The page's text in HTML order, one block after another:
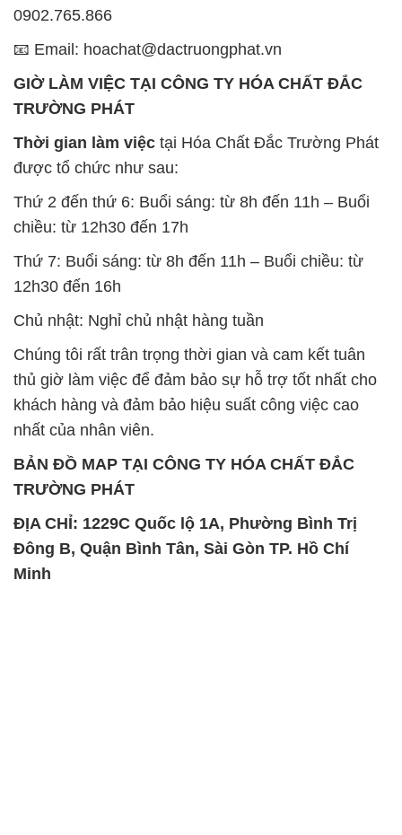
0902.765.866
📧 Email: hoachat@dactruongphat.vn
GIỜ LÀM VIỆC TẠI CÔNG TY HÓA CHẤT ĐẮC
TRƯỜNG PHÁT
Thời gian làm việc tại Hóa Chất Đắc Trường Phát
được tổ chức như sau:
Thứ 2 đến thứ 6: Buổi sáng: từ 8h đến 11h – Buổi
chiều: từ 12h30 đến 17h
Thứ 7: Buổi sáng: từ 8h đến 11h – Buổi chiều: từ
12h30 đến 16h
Chủ nhật: Nghỉ chủ nhật hàng tuần
Chúng tôi rất trân trọng thời gian và cam kết tuân
thủ giờ làm việc để đảm bảo sự hỗ trợ tốt nhất cho
khách hàng và đảm bảo hiệu suất công việc cao
nhất của nhân viên.
BẢN ĐỒ MAP TẠI CÔNG TY HÓA CHẤT ĐẮC
TRƯỜNG PHÁT
ĐỊA CHỈ: 1229C Quốc lộ 1A, Phường Bình Trị
Đông B, Quận Bình Tân, Sài Gòn TP. Hồ Chí
Minh